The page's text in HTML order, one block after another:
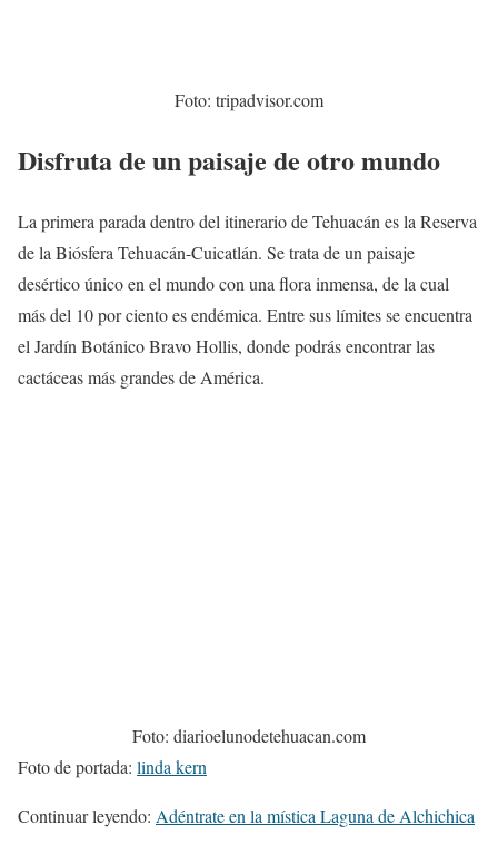
Foto: tripadvisor.com
Disfruta de un paisaje de otro mundo
La primera parada dentro del itinerario de Tehuacán es la Reserva
de la Biósfera Tehuacán-Cuicatlán. Se trata de un paisaje
desértico único en el mundo con una flora inmensa, de la cual
más del 10 por ciento es endémica. Entre sus límites se encuentra
el Jardín Botánico Bravo Hollis, donde podrás encontrar las
cactáceas más grandes de América.
Foto: diarioelunodetehuacan.com
Foto de portada: linda kern
Continuar leyendo: Adéntrate en la mística Laguna de Alchichica